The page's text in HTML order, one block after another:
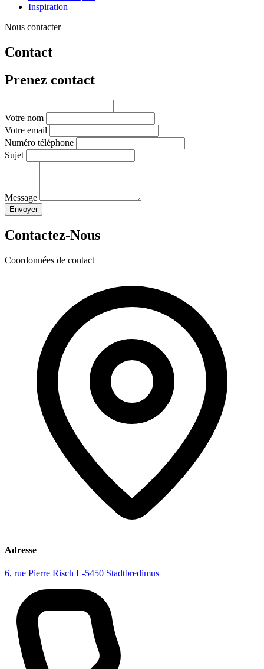
Inspiration
Nous contacter
Contact
Prenez contact
Votre nom
Votre email
Numéro téléphone
Sujet
Message
Envoyer
Contactez-Nous
Coordonnées de contact
Adresse
6, rue Pierre Risch L-5450 Stadtbredimus